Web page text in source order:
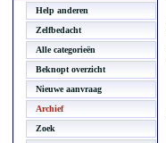
Help anderen
Zelfbedacht
Alle categorieën
Beknopt overzicht
Nieuwe aanvraag
Archief
Zoek